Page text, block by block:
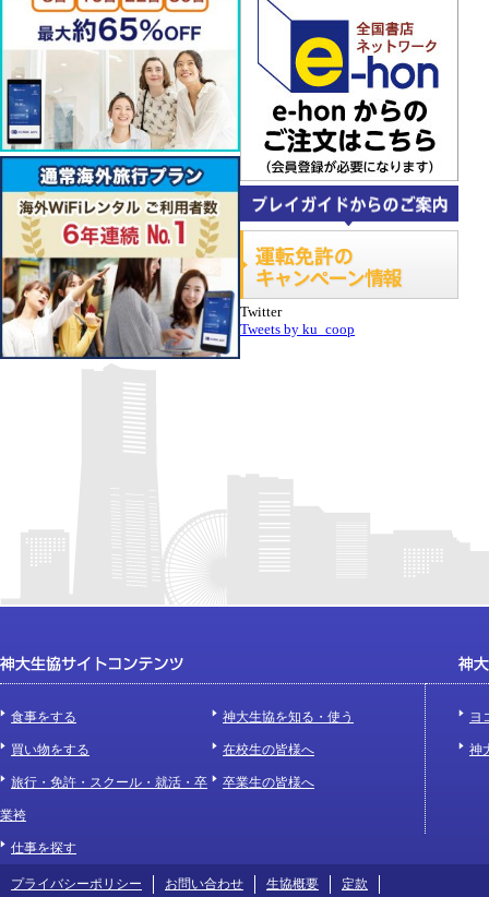
Twitter
Tweets by ku_coop
食事をする
買い物をする
旅行・免許・スクール・就活・卒
業袴
仕事を探す
神大生協を知る・使う
在校生の皆様へ
卒業生の皆様へ
ヨ
神
プライバシーポリシー お問い合わせ 生協概要 定款